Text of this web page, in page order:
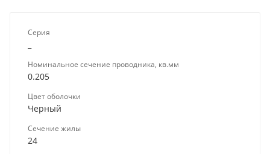
Серия
Номинальное сечение проводника, кв.мм
0.205
Цвет оболочки
Черный
Сечение жилы
24